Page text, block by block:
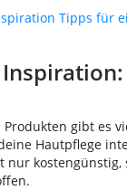
Tipps für
gibt es
Hautpflege
nur